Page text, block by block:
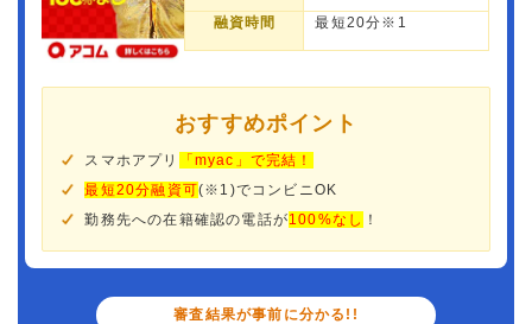
融資時間 最短20分※1
おすすめポイント
スマホアプリ
「myac」で完結！
最短20分融資可(※1)でコンビニOK
勤務先への在籍確認の電話が100%なし ！
審査結果が事前に分かる!!